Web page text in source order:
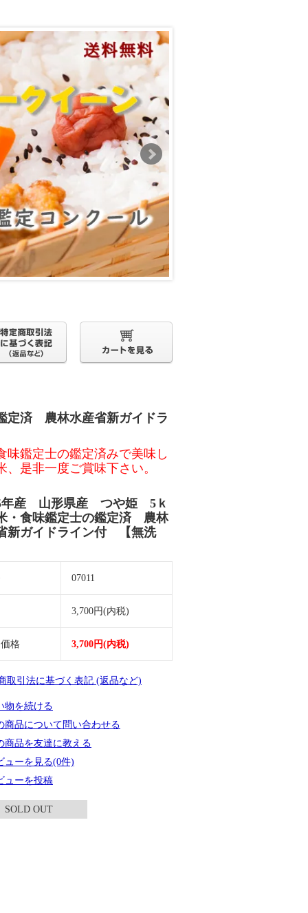
済 農林水産省新ガイドラ
味鑑定士の鑑定済みで美味し
是非一度ご賞味下さい。
年産 山形県産 つや姫 5ｋ
食味鑑定士の鑑定済 農林
新ガイドライン付 【無洗
07011
3,700円(内税)
格 3,700円(内税)
取引法に基づく表記 (返品など)
物を続ける
商品について問い合わせる
商品を友達に教える
ューを見る(0件)
ューを投稿
SOLD OUT